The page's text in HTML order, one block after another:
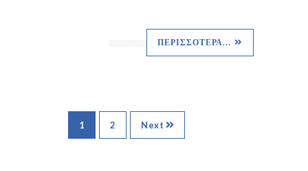
ΠΕΡΙΣΣΌΤΕΡΑ...
1 2 Next